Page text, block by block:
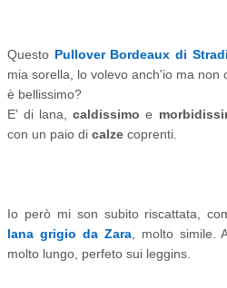
Questo Pullover Bordeaux di
mia sorella, lo volevo anch'io ma non
è bellissimo?
E' di lana,caldissimo e
con un paio di calze coprenti.
Io però mi son subito riscattata,
lana grigio da Zara, molto simile.
molto lungo, perfeto sui leggins.